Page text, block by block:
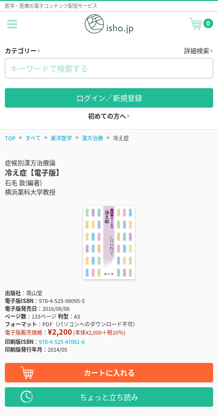
医学・医療の電子コンテンツ配信サービス
0
カテゴリー 詳細検索
ログイン／新規登録
初めての方へ
TOP すべて 東洋医学 漢方治療 冷え症
症候別漢方治療論
冷え症【電子版】
石毛 敦(編著)
横浜薬科大学教授
出版社
南山堂
電子版ISBN
978-4-525-98095-5
電子版発売日
2016/06/06
ページ数
133ページ判型
A5
フォーマット
PDF（パソコンへのダウンロード不可）
電子版販売価格： ¥2,200(本体¥2,000＋税10％)
印刷版ISBN
978-4-525-47061-6
印刷版発行年月
2014/05
カートに入れる
ちょっと立ち読み